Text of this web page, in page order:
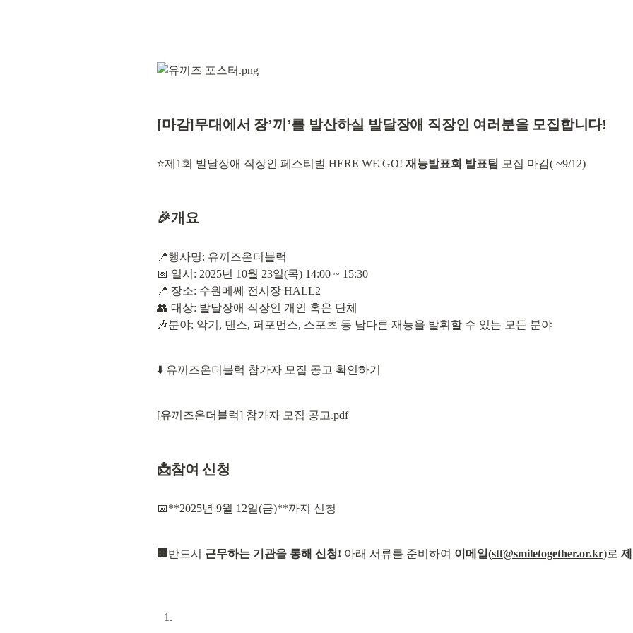
[마감]무대에서 장’끼’를 발산하실 발달장애 직장인 여러분을 모집합니다!
⭐제1회 발달장애 직장인 페스티벌 HERE WE GO! 재능발표회 발표팀 모집 마감( ~9/12)
🎉개요
📍행사명: 유끼즈온더블럭
📅 일시: 2025년 10월 23일(목) 14:00 ~ 15:30
📍 장소: 수원메쎄 전시장 HALL2
👥 대상: 발달장애 직장인 개인 혹은 단체
🎶분야: 악기, 댄스, 퍼포먼스, 스포츠 등 남다른 재능을 발휘할 수 있는 모든 분야
⬇️ 유끼즈온더블럭 참가자 모집 공고 확인하기
[유끼즈온더블럭] 참가자 모집 공고.pdf
📩참여 신청
📅**2025년 9월 12일(금)**까지 신청
🏢 반드시 근무하는 기관을 통해 신청! 아래 서류를 준비하여 이메일(stf@smiletogether.or.kr)로